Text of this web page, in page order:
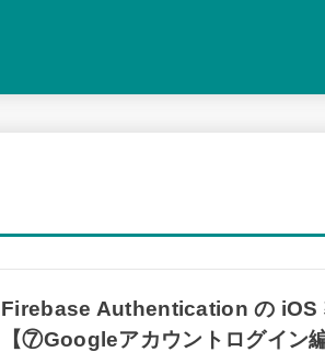
Firebase Authentication の iOS
【⑦Googleアカウントログイン編